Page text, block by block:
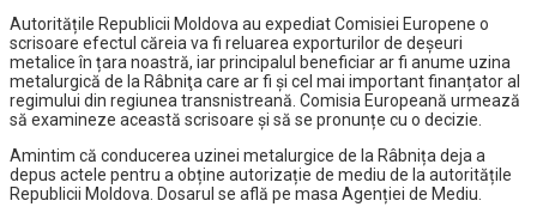
Autoritățile Republicii Moldova au expediat Comisiei Europene o
scrisoare efectul căreia va fi reluarea exporturilor de deșeuri
metalice în țara noastră, iar principalul beneficiar ar fi anume uzina
metalurgică de la Râbniţa care ar fi și cel mai important finanțator al
regimului din regiunea transnistreană. Comisia Europeană urmează
să examineze această scrisoare și să se pronunțe cu o decizie.
Amintim că conducerea uzinei metalurgice de la Râbnița deja a
depus actele pentru a obține autorizație de mediu de la autoritățile
Republicii Moldova. Dosarul se află pe masa Agenției de Mediu.